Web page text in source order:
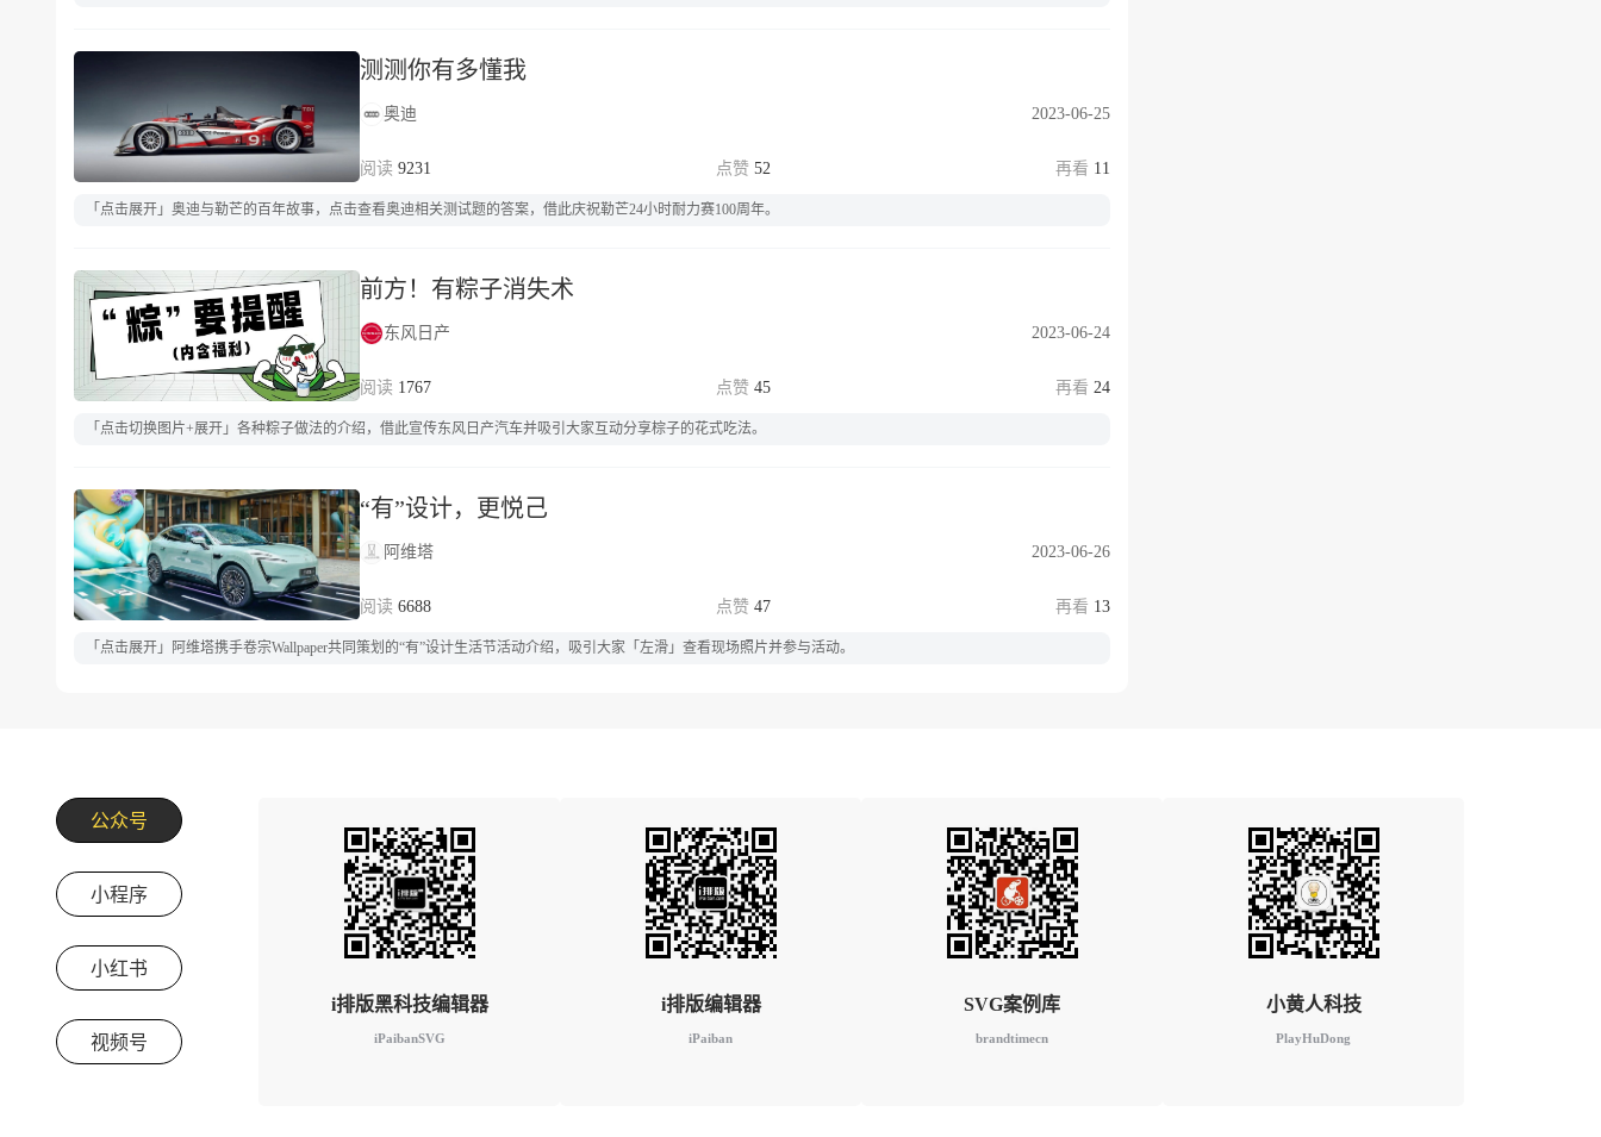
测测你有多懂我
奥迪 2023-06-25
9231 52 11
「点击展开」奥迪与勒芒的百年故事，点击查看奥迪相关测试题的答案，借此庆祝勒芒24小时耐力赛100周年。
前方！有粽子消失术
东风日产 2023-06-24
1767 45 24
「点击切换图片+展开」各种粽子做法的介绍，借此宣传东风日产汽车并吸引大家互动分享棕子的花式吃法。
“有”设计，更悦己
阿维塔 2023-06-26
6688 47 13
「点击展开」阿维塔携手卷宗Wallpaper共同策划的“有”设计生活节活动介绍，吸引大家「左滑」查看现场照片并参与活动。
公众号
小程序
小红书
视频号
i排版黑科技编辑器
iPaibanSVG
i排版编辑器
iPaiban
SVG案例库
brandtimecn
小黄人科技
PlayHuDong